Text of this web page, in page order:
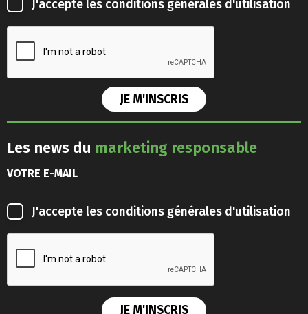
J'accepte les conditions générales d'utilisation
Les news du marketing responsable
J'accepte les conditions générales d'utilisation